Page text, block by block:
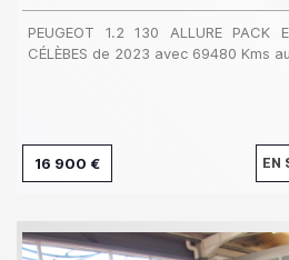
PEUGEOT 1.2 130 ALLURE PACK
CÉLÈBES de 2023 avec 69480 Kms
16 900 € EN